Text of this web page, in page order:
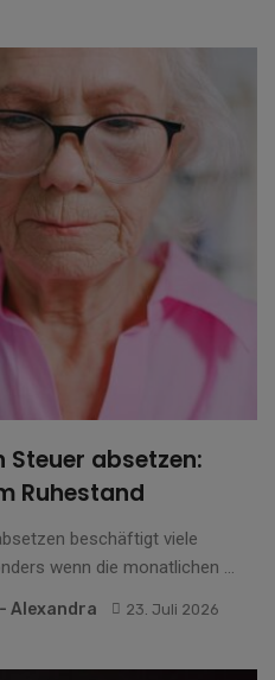
Steuer absetzen:
Ruhestand
beschäftigt viele
wenn die monatlichen ...
Alexandra 23. Juli 2026